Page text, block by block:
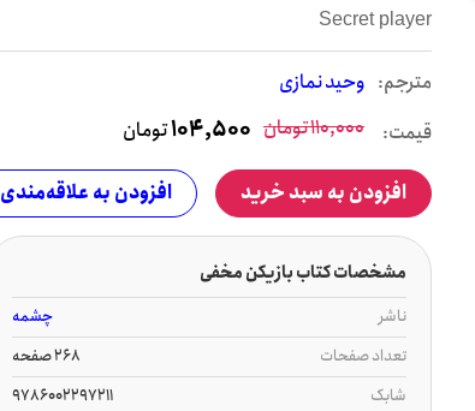
Secret player
مترجم: وحید نمازی
قیمت: 110,000تومان 104,500تومان
افزودن به سبد خرید افزودن به علاقه‌مندی
مشخصات کتاب بازیکن مخفی
ناشر
چشمه
تعداد صفحات
268 صفحه
شابک
9786002297211